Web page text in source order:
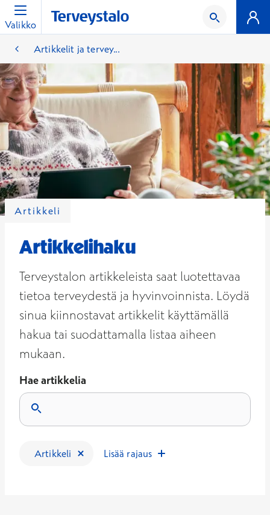
Valikko
Artikkelit ja tervey...
Artikkeli
Artikkelihaku
Terveystalon artikkeleista saat luotettavaa
tietoa terveydestä ja hyvinvoinnista. Löydä
sinua kiinnostavat artikkelit käyttämällä
hakua tai suodattamalla listaa aiheen
mukaan.
Hae artikkelia
Artikkeli
Lisää rajaus